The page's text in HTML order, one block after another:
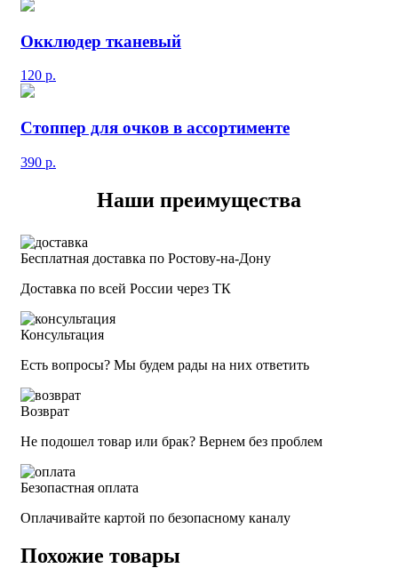
Окклюдер тканевый
120 р.
Стоппер для очков в ассортименте
390 р.
Наши преимущества
Бесплатная доставка по Ростову-на-Дону
Доставка по всей России через ТК
Консультация
Есть вопросы? Мы будем рады на них ответить
Возврат
Не подошел товар или брак? Вернем без проблем
Безопастная оплата
Оплачивайте картой по безопасному каналу
Похожие товары